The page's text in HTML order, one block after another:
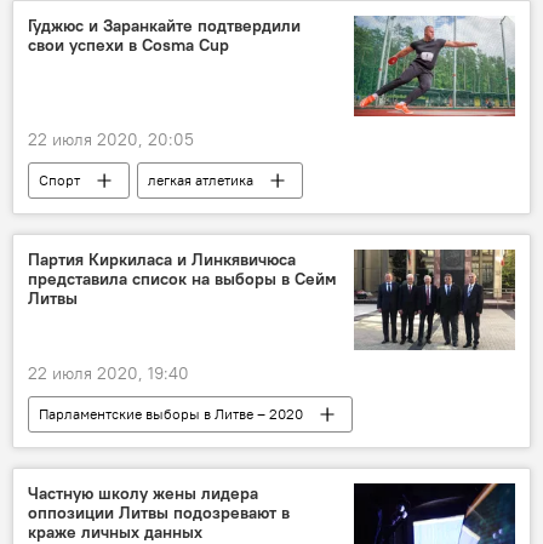
Государственная продовольственная и ветеринарная служба
Гуджюс и Заранкайте подтвердили
свои успехи в Cosma Cup
22 июля 2020, 20:05
Спорт
легкая атлетика
тяжелая атлетика
Литва
Партия Киркиласа и Линкявичюса
представила список на выборы в Сейм
Литвы
22 июля 2020, 19:40
Парламентские выборы в Литве – 2020
В Литве
Политика
Литва
парламентские выборы
Частную школу жены лидера
оппозиции Литвы подозревают в
краже личных данных